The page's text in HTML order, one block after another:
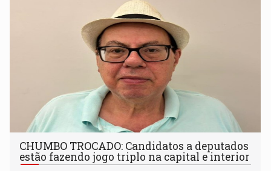
CHUMBO TROCADO: Candidatos a deputados
estão fazendo jogo triplo na capital e interior